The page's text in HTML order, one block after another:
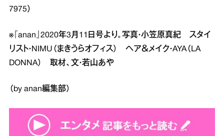
7975）
※『anan』2020年3月11日号より。写真・小笠原真紀 スタイ
リスト・NIMU（まきうらオフィス） ヘア＆メイク・AYA（LA
DONNA） 取材、文・若山あや
（by anan編集部）